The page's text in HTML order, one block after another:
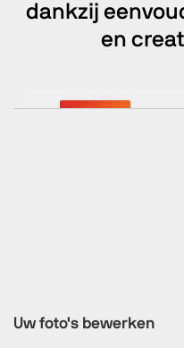
dankzij
en
Uw foto's bewerken